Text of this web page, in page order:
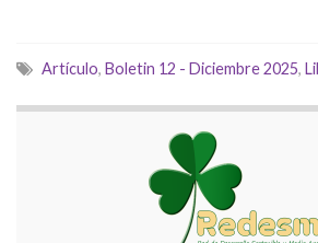
Artículo, Boletin 12 - Diciembre 2025,